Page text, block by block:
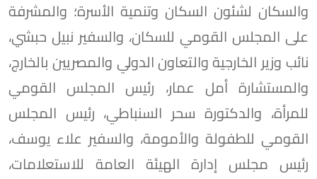
والسكان لشئون السكان وتنمية الأسرة؛ والمشرفة
على المجلس القومي للسكان، والسفير نبيل حبشي،
نائب وزير الخارجية والتعاون الدولي والمصريين بالخارج،
والمستشارة أمل عمار، رئيس المجلس القومي
للمرأة، والدكتورة سحر السنباطي، رئيس المجلس
القومي للطفولة والأمومة، والسفير علاء يوسف،
رئيس مجلس إدارة الهيئة العامة للاستعلامات،